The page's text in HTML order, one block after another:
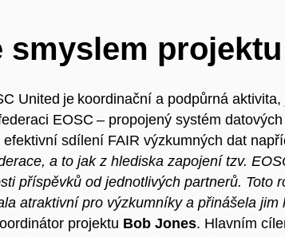
smyslem
United je koordinační a podpůrná
EOSC – propojený systém
efektivní sdílení FAIR výzkumných dat
a to jak z hlediska zapojení tzv.
příspěvků od jednotlivých partnerů. Toto
atraktivní pro výzkumníky a přinášela
projektu Bob Jones. Hlavním